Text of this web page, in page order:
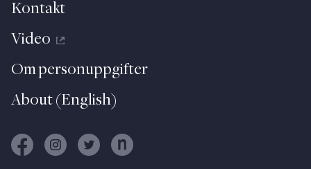
Kontakt
Video
Om personuppgifter
About (English)